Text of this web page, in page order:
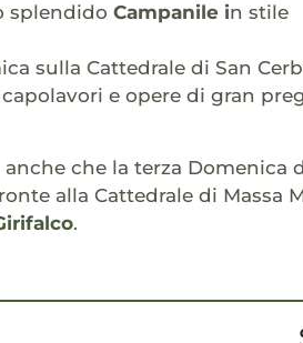
splendido Campanile in stile
sulla Cattedrale di San
e opere di gran
che la terza Domenica
alla Cattedrale di Massa
.